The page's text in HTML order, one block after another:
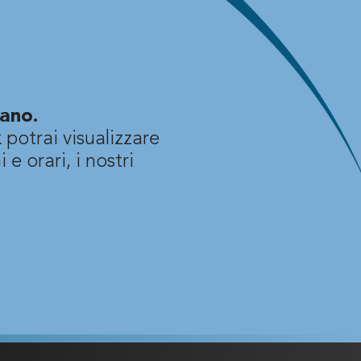
visualizzare
e orari, i nostri